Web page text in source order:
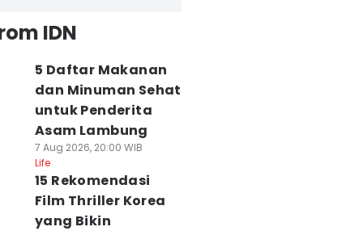
IDN
5 Daftar Makanan
dan Minuman Sehat
untuk Penderita
Asam Lambung
7 Aug 2026, 20:00 WIB
Life
15 Rekomendasi
Film Thriller Korea
yang Bikin